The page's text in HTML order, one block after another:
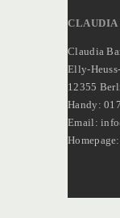
CLAUDIA
Claudia
Elly-
12355
Handy:
Email: